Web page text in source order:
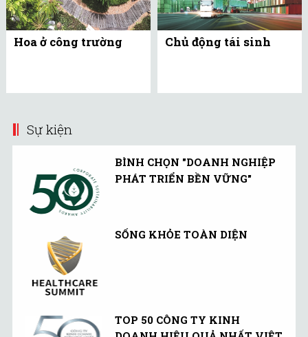
Hoa ở công trường Chủ động tái sinh
Sự kiện
BÌNH CHỌN "DOANH NGHIỆP
PHÁT TRIỂN BỀN VỮNG"
SỐNG KHỎE TOÀN DIỆN
TOP 50 CÔNG TY KINH